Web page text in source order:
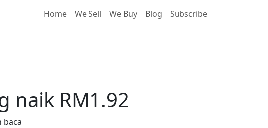
Home We Sell We Buy Blog Subscribe
naik RM1.92
baca